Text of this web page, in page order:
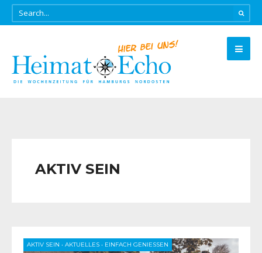
AKTIV SEIN
AKTIV SEIN • AKTUELLES • EINFACH GENIESSEN